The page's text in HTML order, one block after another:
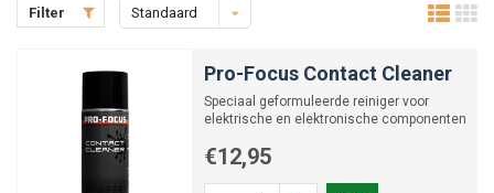
Filter Standaard
Pro-Focus Contact Cleaner
Speciaal geformuleerde reiniger voor
elektrische en elektronische componenten
€12,95